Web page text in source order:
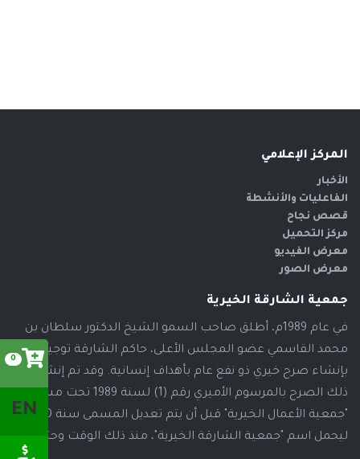
0
EN
المركز الإعلامي
الأخبار
الفاعليات والأنشطة
قصص نجاح
مركز التحميل
معرض الفيديو
معرض الصور
جمعية الشارقة الخيرية
في عام 1989م، أطلق صاحب السمو الشيخ الدكتور سلطان بن
محمد القاسمي عضو المجلس الأعلى، حاكم الشارقة توجيهاته
بإنشاء صرح خيري ذو نفع عام بأهداف إنسانية. وقد تم إنشاء
ذلك الصرح بالمرسوم الأميري رقم (1) لسنة 1989 تحت مسمى
"جمعية الأعمال الخيرية" قبل أن يتم تعديل المسمى سنة 2000م،
ليحمل اسم "جمعية الشارقة الخيرية"، منذ ذلك الوقت وحتى الآن